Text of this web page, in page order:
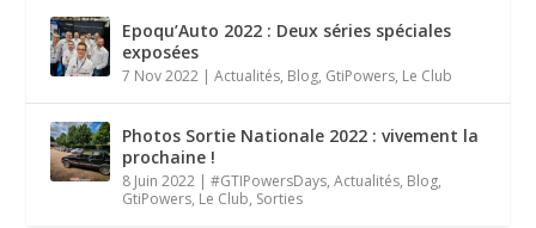
Epoqu’Auto 2022 : Deux séries spéciales
exposées
7 Nov 2022 |Actualités, Blog, GtiPowers, Le Club
Photos Sortie Nationale 2022 : vivement la
prochaine !
8 Juin 2022 |#GTIPowersDays,Actualités, Blog,
GtiPowers, Le Club, Sorties